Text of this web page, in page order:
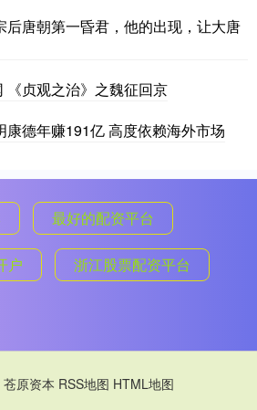
后唐朝第一昏君，他的出现，让大唐
《贞观之治》之魏征回京
康德年赚191亿 高度依赖海外市场
最好的配资平台
户 浙江股票配资平台
苍原资本 RSS地图 HTML地图